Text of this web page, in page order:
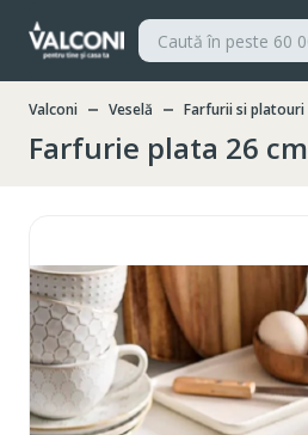
Valconi Veselă Farfurii si platouri
Farfurie plata 26 cm